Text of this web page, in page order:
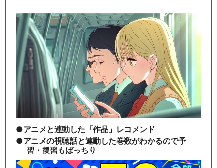
劇場版 Fate/Grand Order -
神…
Fate/Grand Carnival 1st…
Fate/Grand Carnival 2nd…
アニメと連動した「作品」レコメンド
アニメの視聴話と連動した巻数がわかるので予
習・復習もばっちり